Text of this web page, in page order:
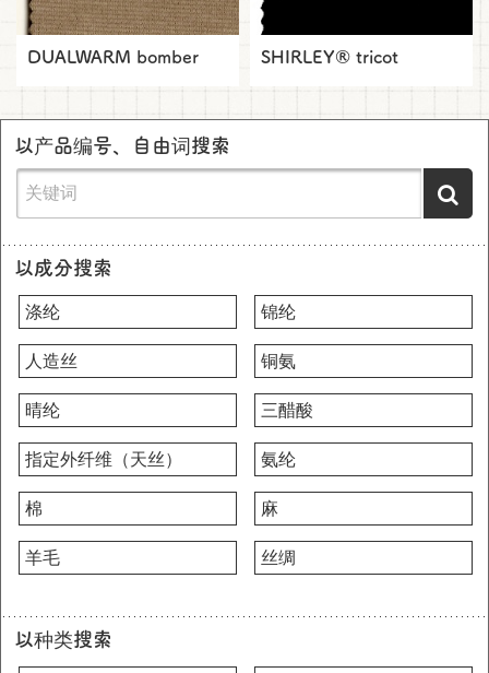
DUALWARM bomber SHIRLEY® tricot
以产品编号、自由词搜索
以成分搜索
涤纶 锦纶
人造丝 铜氨
晴纶 三醋酸
指定外纤维（天丝） 氨纶
棉 麻
羊毛 丝绸
以种类搜索